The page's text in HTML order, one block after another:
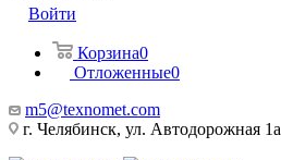
Войти
Корзина0
Отложенные0
m5@texnomet.com
г. Челябинск, ул. Автодорожная 1а